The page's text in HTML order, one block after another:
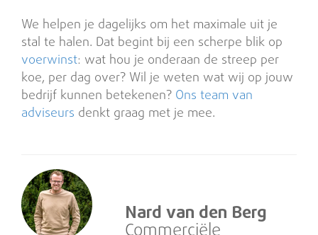
We helpen je dagelijks om het maximale uit je
stal te halen. Dat begint bij een scherpe blik op
voerwinst: wat hou je onderaan de streep per
koe, per dag over? Wil je weten wat wij op jouw
bedrijf kunnen betekenen? Ons team van
adviseurs denkt graag met je mee.
Nard van den Berg